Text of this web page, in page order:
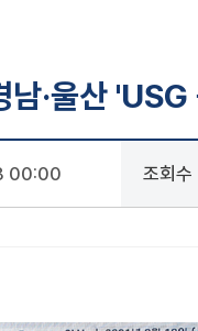
·울산
00:00 조회수